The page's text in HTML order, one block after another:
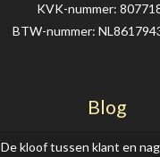
KVK-nummer:
BTW-nummer:
Blog
De kloof tussen klant en